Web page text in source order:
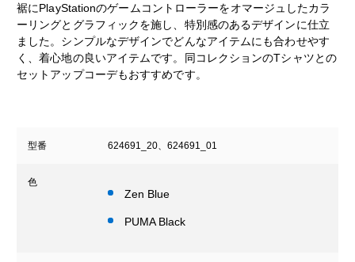
裾にPlayStationのゲームコントローラーをオマージュしたカラ
ーリングとグラフィックを施し、特別感のあるデザインに仕立
ました。シンプルなデザインでどんなアイテムにも合わせやす
く、着心地の良いアイテムです。同コレクションのTシャツとの
セットアップコーデもおすすめです。
型番 624691_20、624691_01
色
Zen Blue
PUMA Black